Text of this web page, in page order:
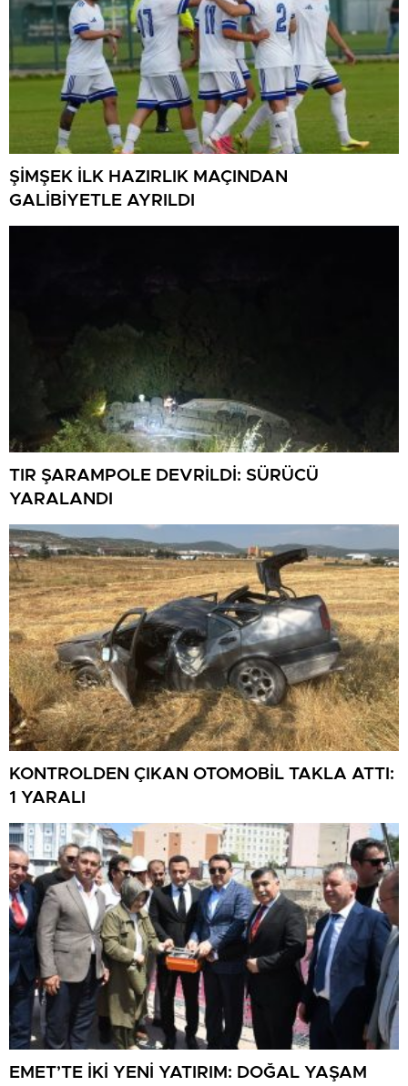
ŞİMŞEK İLK HAZIRLIK MAÇINDAN
GALİBİYETLE AYRILDI
TIR ŞARAMPOLE DEVRİLDİ: SÜRÜCÜ
YARALANDI
KONTROLDEN ÇIKAN OTOMOBİL TAKLA ATTI:
1 YARALI
EMET’TE İKİ YENİ YATIRIM: DOĞAL YAŞAM